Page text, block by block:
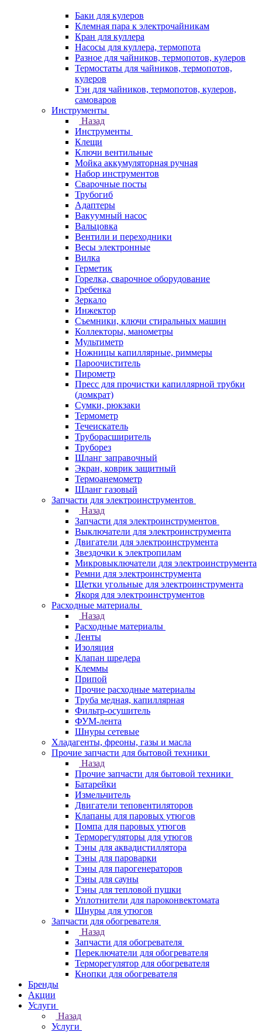
Баки для кулеров
Клемная пара к электрочайникам
Кран для куллера
Насосы для куллера, термопота
Разное для чайников, термопотов, кулеров
Термостаты для чайников, термопотов,
кулеров
Тэн для чайников, термопотов, кулеров,
самоваров
Инструменты
Назад
Инструменты
Клещи
Ключи вентильные
Мойка аккумуляторная ручная
Набор инструментов
Сварочные посты
Трубогиб
Aдаптеры
Вакуумный насос
Вальцовка
Вентили и переходники
Весы электронные
Вилка
Герметик
Горелка, сварочное оборудование
Гребенка
Зеркало
Инжектор
Съемники, ключи стиральных машин
Коллекторы, манометры
Мультиметр
Ножницы капиллярные, риммеры
Пароочиститель
Пирометр
Пресс для прочистки капиллярной трубки
(домкрат)
Сумки, рюкзаки
Термометр
Течеискатель
Труборасширитель
Труборез
Шланг заправочный
Экран, коврик защитный
Термоанемометр
Шланг газовый
Запчасти для электроинструментов
Назад
Запчасти для электроинструментов
Выключатели для электроинструмента
Двигатели для электроинструмента
Звездочки к электропилам
Микровыключатели для электроинструмента
Ремни для электроинструмента
Щетки угольные для электроинструмента
Якоря для электроинструментов
Расходные материалы
Назад
Расходные материалы
Ленты
Изоляция
Клапан шредера
Клеммы
Припой
Прочие расходные материалы
Труба медная, капиллярная
Фильтр-осушитель
ФУМ-лента
Шнуры сетевые
Хладагенты, фреоны, газы и масла
Прочие запчасти для бытовой техники
Назад
Прочие запчасти для бытовой техники
Батарейки
Измельчитель
Двигатели теповентиляторов
Клапаны для паровых утюгов
Помпа для паровых утюгов
Терморегуляторы для утюгов
Тэны для аквадистиллятора
Тэны для пароварки
Тэны для парогенераторов
Тэны для сауны
Тэны для тепловой пушки
Уплотнители для пароконвектомата
Шнуры для утюгов
Запчасти для обогревателя
Назад
Запчасти для обогревателя
Переключатели для обогревателя
Терморегулятор для обогревателя
Кнопки для обогревателя
Бренды
Акции
Услуги
Назад
Услуги